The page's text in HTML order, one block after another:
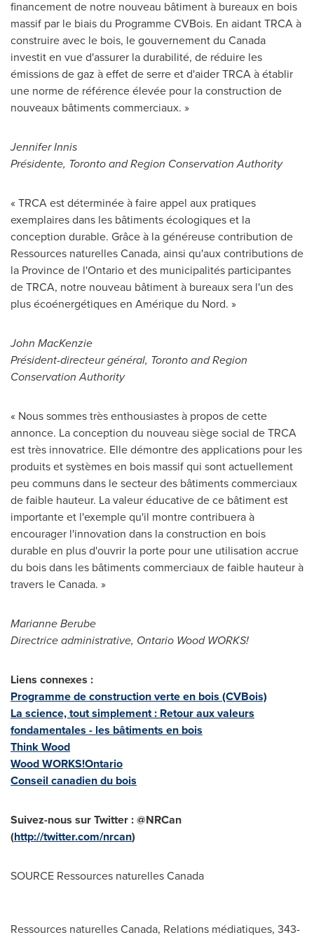
financement de notre nouveau bâtiment à bureaux en bois
massif par le biais du Programme CVBois. En aidant TRCA à
construire avec le bois, le gouvernement du Canada
investit en vue d'assurer la durabilité, de réduire les
émissions de gaz à effet de serre et d'aider TRCA à établir
une norme de référence élevée pour la construction de
nouveaux bâtiments commerciaux. »
Jennifer Innis
Présidente, Torontoand Region Conservation Authority
« TRCA est déterminée à faire appel aux pratiques
exemplaires dans les bâtiments écologiques et la
conception durable. Grâce à la généreuse contribution de
Ressources naturellesCanada, ainsi qu'aux contributions de
la Province de l'Ontarioet des municipalités participantes
de TRCA, notre nouveau bâtiment à bureaux sera l'un des
plus écoénergétiques en Amérique du Nord. »
John MacKenzie
Président-directeur général, Torontoand Region
Conservation Authority
« Nous sommes très enthousiastes à propos de cette
annonce. La conception du nouveau siège social de TRCA
est très innovatrice. Elle démontre des applications pour les
produits et systèmes en bois massif qui sont actuellement
peu communs dans le secteur des bâtiments commerciaux
de faible hauteur. La valeur éducative de ce bâtiment est
importante et l'exemple qu'il montre contribuera à
encourager l'innovation dans la construction en bois
durable en plus d'ouvrir la porte pour une utilisation accrue
du bois dans les bâtiments commerciaux de faible hauteur à
travers le Canada. »
Marianne Berube
Directrice administrative, Ontario Wood WORKS!
Liens connexes :
Programme de construction verte en bois (CVBois)
La science, tout simplement : Retour aux valeurs
fondamentales - les bâtiments en bois
Think Wood
Wood WORKS!Ontario
Conseil canadien du bois
Suivez-nous sur Twitter : @NRCan
(http://twitter.com/nrcan)
SOURCE Ressources naturellesCanada
Ressources naturelles Canada, Relations médiatiques, 343-